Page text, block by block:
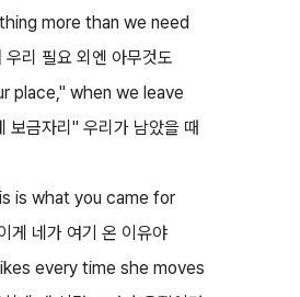
more than we need
우리 필요 외엔 아무것도
place," when we leave
보금자리" 우리가 남았을 때
is what you came for
게 네가 여기 온 이유야
every time she moves